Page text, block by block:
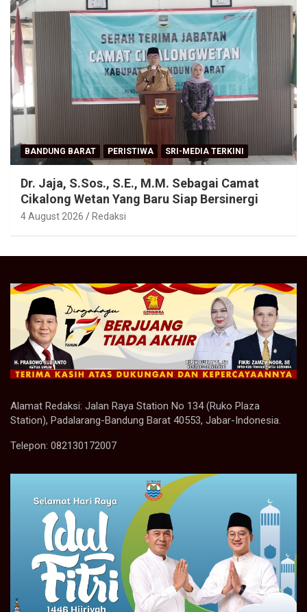
BANDUNG BARAT PERISTIWA SRI-MEDIA TERKINI
Dr. Jaja, S.Sos., S.E., M.M. Sebagai Camat
Cikalong Wetan Yang Baru Siap Bersinergi
4 August 2026 Redaksi
Alamat Redaksi: Jalan Raya Station No 134 (Ruko Plaza
Station), Padalarang-Bandung Barat 40553, Jabar-Indonesia.
Telepon: 082130172007